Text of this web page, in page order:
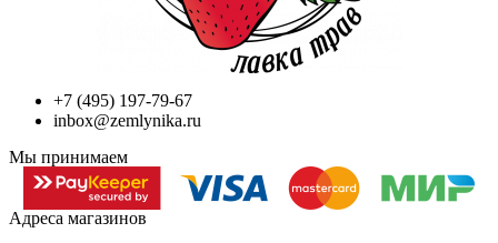
+7 (495) 197-79-67
inbox@zemlynika.ru
Мы принимаем
Адреса магазинов